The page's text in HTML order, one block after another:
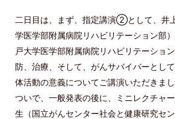
二日目は、まず、指定講演②として、井
学医学部附属病院リハビリテーション部
戸大学医学部附属病院リハビリテーショ
防、治療、そして、がんサバイバーとし
体活動の意義についてご講演いただきまし
ついで、一般発表の後に、ミニレクチャ
生（国立がんセンター社会と健康研究セ